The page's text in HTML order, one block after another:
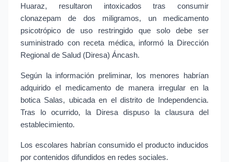
Huaraz, resultaron intoxicados tras consumir
clonazepam de dos miligramos, un medicamento
psicotrópico de uso restringido que solo debe ser
suministrado con receta médica, informó la Dirección
Regional de Salud (Diresa) Áncash.
Según la información preliminar, los menores habrían
adquirido el medicamento de manera irregular en la
botica Salas, ubicada en el distrito de Independencia.
Tras lo ocurrido, la Diresa dispuso la clausura del
establecimiento.
Los escolares habrían consumido el producto inducidos
por contenidos difundidos en redes sociales.